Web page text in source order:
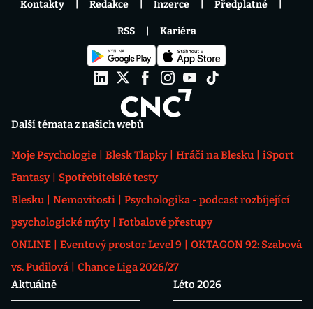
Další témata z našich webů
Moje Psychologie Blesk Tlapky Hráči na Blesku
iSport
Fantasy
Spotřebitelské testy
Blesku
Nemovitosti
Psychologika - podcast rozbíjející
psychologické mýty
Fotbalové přestupy
ONLINE
Eventový prostor Level 9
OKTAGON 92: Szabová
vs. Pudilová
Chance Liga 2026/27
Aktuálně
Léto 2026
Kontakty Redakce Inzerce Předplatné
RSS Kariéra